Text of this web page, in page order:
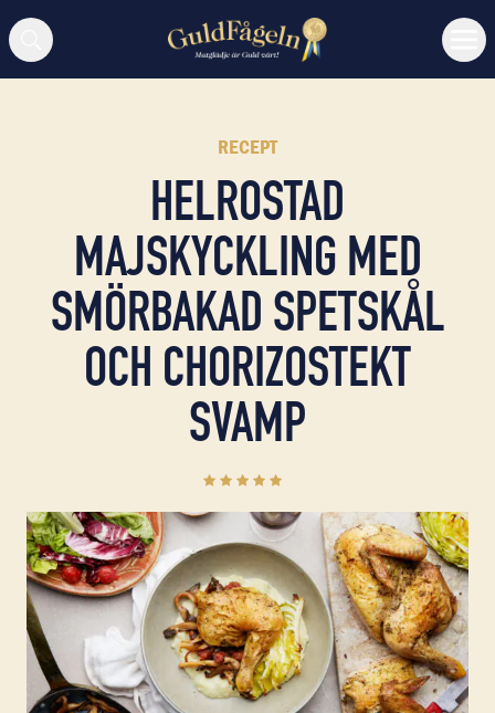
Sök
RECEPT
HELROSTAD
MAJSKYCKLING MED
SMÖRBAKAD SPETSKÅL
OCH CHORIZOSTEKT
SVAMP